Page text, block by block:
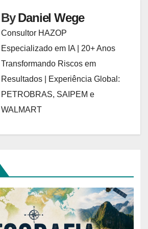
ByDaniel Wege
Consultor HAZOP
Especializado em IA | 20+ Anos
Transformando Riscos em
Resultados | Experiência Global:
PETROBRAS, SAIPEM e
WALMART